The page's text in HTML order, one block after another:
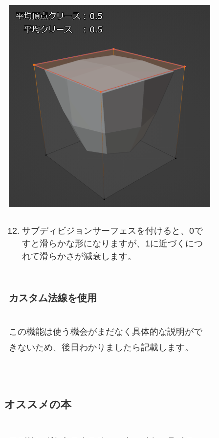
サブディビジョンサーフェスを付けると、0で
すと滑らかな形になりますが、1に近づくにつ
れて滑らかさが減衰します。
カスタム法線を使用
この機能は使う機会がまだなく具体的な説明がで
きないため、後日わかりましたら記載します。
オススメの本